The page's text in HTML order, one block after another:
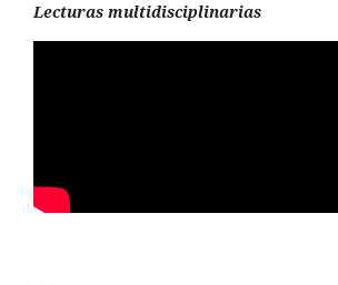
Lecturas multidisciplinarias